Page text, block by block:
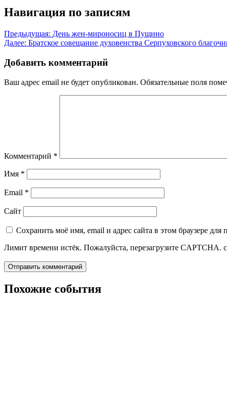
Навигация по записям
Предыдущая: День жен-мироносиц в Пущино
Далее: Братское совещание духовенства Серпуховского
Добавить комментарий
Ваш адрес email не будет опубликован. Обязательные поля
Комментарий *
Имя *
Email *
Сайт
Сохранить моё имя, email и адрес сайта в этом браузере
Лимит времени истёк. Пожалуйста, перезагрузите CAPTCHA.
Похожие события